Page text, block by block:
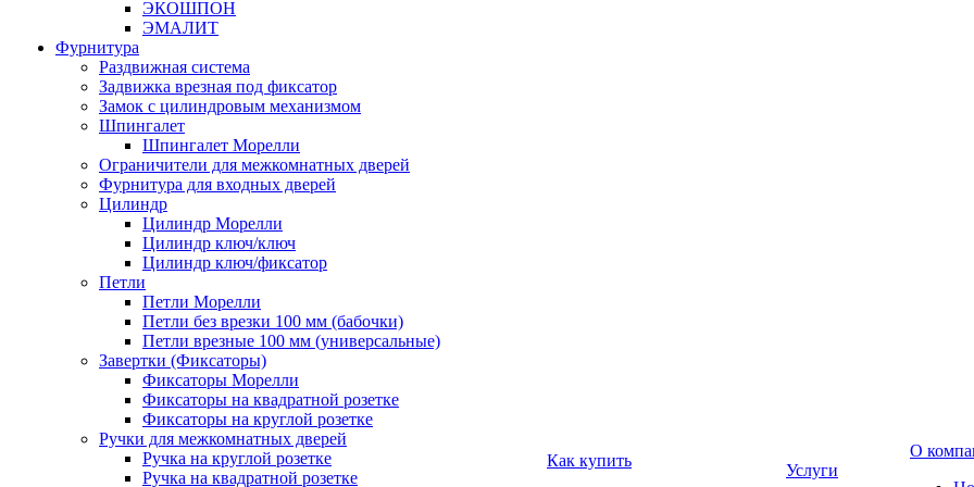
ЭКОШПОН
ЭМАЛИТ
Фурнитура
Раздвижная система
Задвижка врезная под фиксатор
Замок с цилиндровым механизмом
Шпингалет
Шпингалет Морелли
Ограничители для межкомнатных дверей
Фурнитура для входных дверей
Цилиндр
Цилиндр Морелли
Цилиндр ключ/ключ
Цилиндр ключ/фиксатор
Петли
Петли Морелли
Петли без врезки 100 мм (бабочки)
Петли врезные 100 мм (универсальные)
Завертки (Фиксаторы)
Фиксаторы Морелли
Фиксаторы на квадратной розетке
Фиксаторы на круглой розетке
Ручки для межкомнатных дверей
Ручка на круглой розетке
Ручка на квадратной розетке
Как купить
Услуги
О